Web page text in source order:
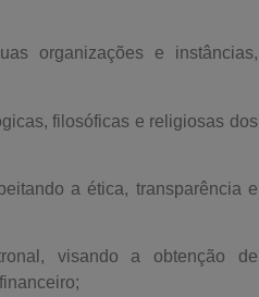
organizações e instâncias,
filosóficas e religiosas dos
a ética, transparência e
visando a obtenção de